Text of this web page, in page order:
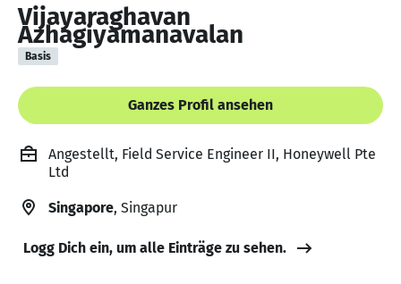
Vijayaraghavan
Azhagiyamanavalan
Basis
Ganzes Profil ansehen
Angestellt, Field Service Engineer II, Honeywell Pte
Ltd
Singapore, Singapur
Logg Dich ein, um alle Einträge zu sehen.